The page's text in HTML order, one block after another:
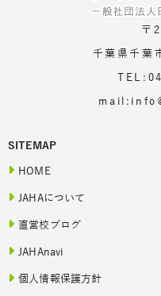
〒
千葉県千葉
SITEMAP
HOME
JAHAについて
直営校ブログ
JAHAnavi
個人情報保護方針